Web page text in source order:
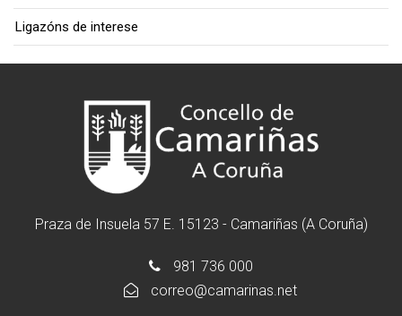
Ligazóns de interese
Praza de Insuela 57 E. 15123 - Camariñas (A Coruña)
981 736 000
correo@camarinas.net